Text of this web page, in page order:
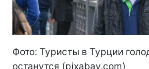
Фото: Туристы в Турции
останутся (pixabay.com)